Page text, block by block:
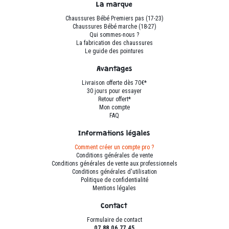
choisies
sur
la
page
du
produit
La marque
Chaussures Bébé Premiers pas (17-23)
Chaussures Bébé marche (18-27)
Qui sommes-nous ?
La fabrication des chaussures
Le guide des pointures
Avantages
Livraison offerte dès 70€*
30 jours pour essayer
Retour offert*
Mon compte
FAQ
Informations légales
Comment créer un compte pro ?
Conditions générales de vente
Conditions générales de vente aux professionnels
Conditions générales d'utilisation
Politique de confidentialité
Mentions légales
Contact
Formulaire de contact